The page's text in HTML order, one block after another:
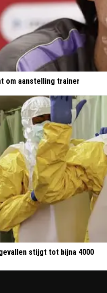
om aanstelling trainer
stijgt tot bijna 4000